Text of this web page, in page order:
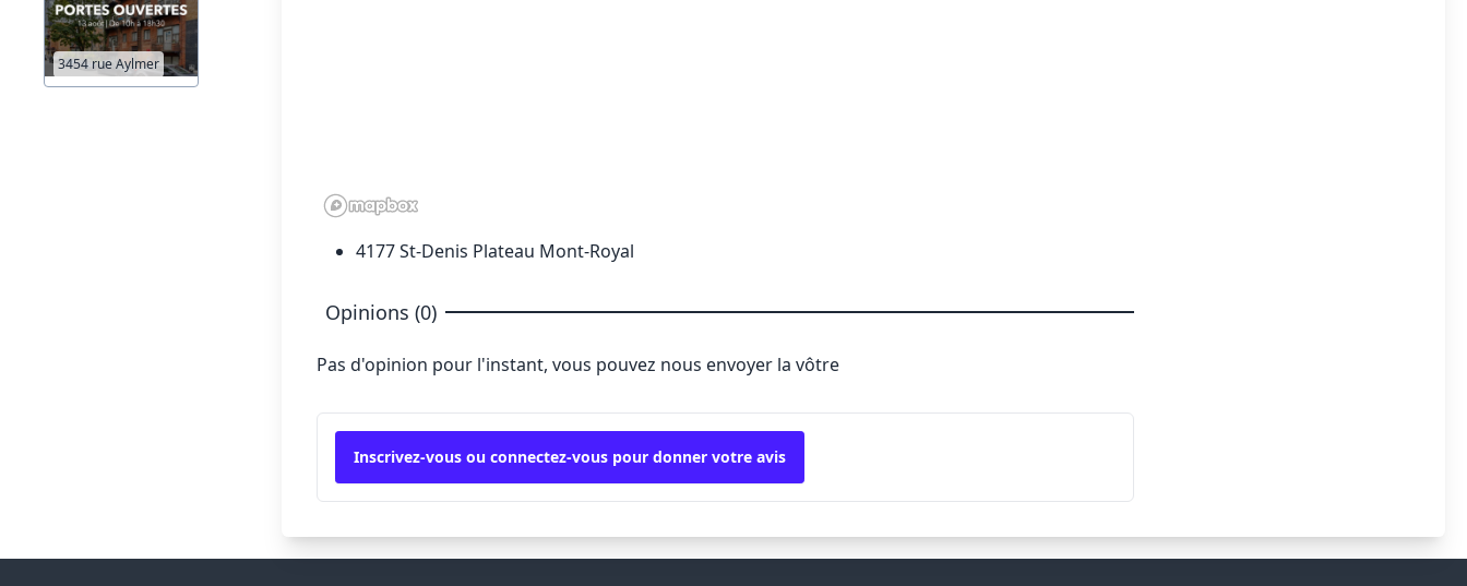
3454 rue Aylmer
4177 St-Denis Plateau Mont-Royal
Opinions (0)
Pas d'opinion pour l'instant, vous pouvez nous envoyer la vôtre
Inscrivez-vous ou connectez-vous pour donner votre avis